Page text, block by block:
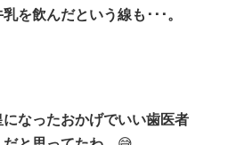
を飲んだという線も･･･。
なったおかげでいい歯医者